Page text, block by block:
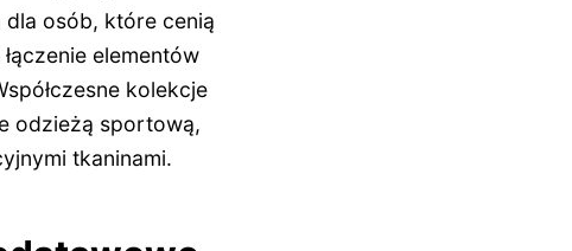
osób, które cenią
elementów
kolekcje
odzieżą sportową,
tkaninami.